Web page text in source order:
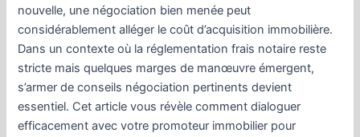
nouvelle, une négociation bien menée peut
considérablement alléger le coût d’acquisition immobilière.
Dans un contexte où la réglementation frais notaire reste
stricte mais quelques marges de manœuvre émergent,
s’armer de conseils négociation pertinents devient
essentiel. Cet article vous révèle comment dialoguer
efficacement avec votre promoteur immobilier pour